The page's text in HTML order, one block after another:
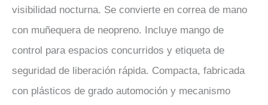
visibilidad nocturna. Se convierte en correa de mano
con muñequera de neopreno. Incluye mango de
control para espacios concurridos y etiqueta de
seguridad de liberación rápida. Compacta, fabricada
con plásticos de grado automoción y mecanismo